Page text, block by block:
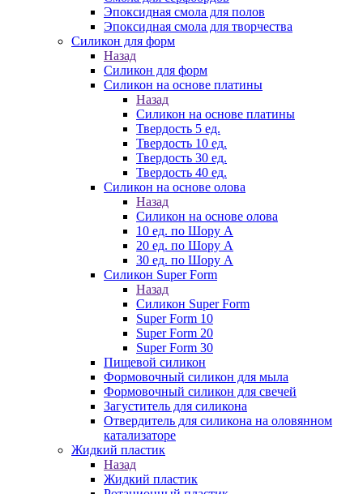
Эпоксидная смола для полов
Эпоксидная смола для творчества
Силикон для форм
Назад
Силикон для форм
Силикон на основе платины
Назад
Силикон на основе платины
Твердость 5 ед.
Твердость 10 ед.
Твердость 30 ед.
Твердость 40 ед.
Силикон на основе олова
Назад
Силикон на основе олова
10 ед. по Шору А
20 ед. по Шору А
30 ед. по Шору А
Силикон Super Form
Назад
Силикон Super Form
Super Form 10
Super Form 20
Super Form 30
Пищевой силикон
Формовочный силикон для мыла
Формовочный силикон для свечей
Загуститель для силикона
Отвердитель для силикона на оловянном
катализаторе
Жидкий пластик
Назад
Жидкий пластик